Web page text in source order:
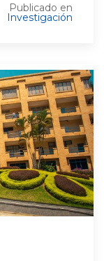
Publicado en
Investigación